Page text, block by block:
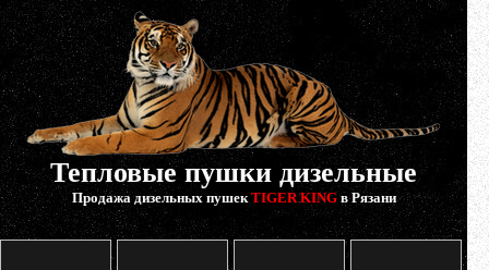
Тепловые пушки дизельные
Продажа дизельных пушекTIGER KINGв Рязани